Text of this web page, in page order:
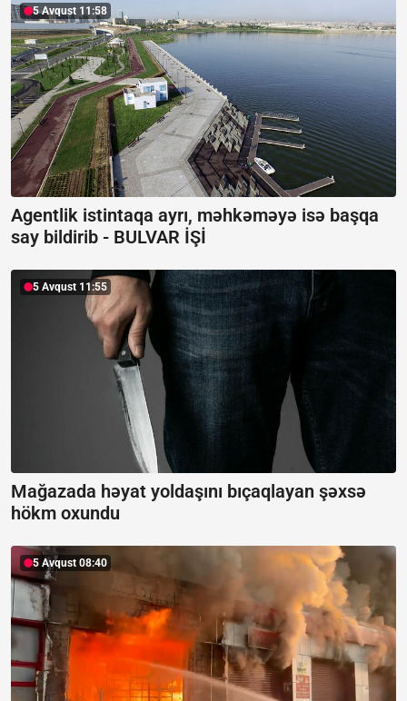
5 Avqust 11:58
Agentlik istintaqa ayrı, məhkəməyə isə başqa
say bildirib - BULVAR İŞİ
5 Avqust 11:55
Mağazada həyat yoldaşını bıçaqlayan şəxsə
hökm oxundu
5 Avqust 08:40